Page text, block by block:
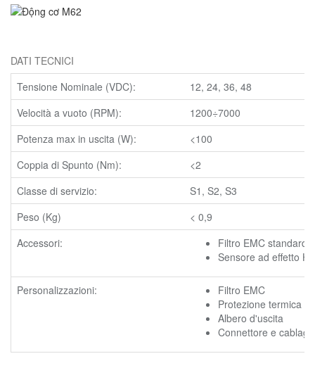
DATI TECNICI
Tensione Nominale (VDC):
12, 24, 36, 48
Velocità a vuoto (RPM):
1200÷7000
Potenza max in uscita (W):
<100
Coppia di Spunto (Nm):
<2
Classe di servizio:
S1, S2, S3
Peso (Kg)
< 0,9
Accessori:
Filtro EMC standard
Sensore ad effetto
Personalizzazioni:
Filtro EMC
Protezione termica
Albero d'uscita
Connettore e